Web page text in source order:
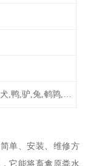
骡,鸡,蜂,鹅,猪,羊,马,犬,鸭,驴,兔,鹌鹑,牛,鸽
单、安装、维修方
它能将畜禽原粪水